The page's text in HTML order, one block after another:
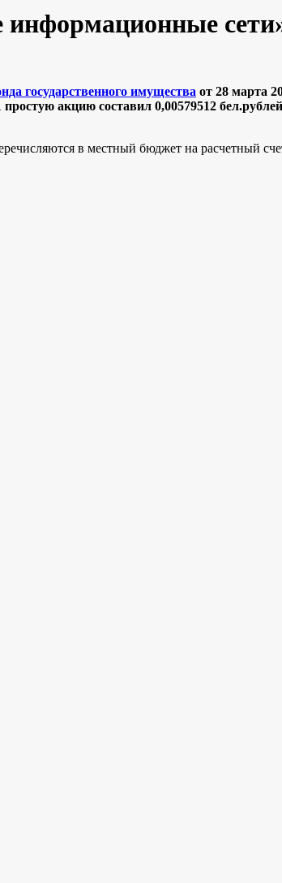
государственного имущества от 28 марта
простую акцию составил 0,00579512
в местный бюджет на расчетный